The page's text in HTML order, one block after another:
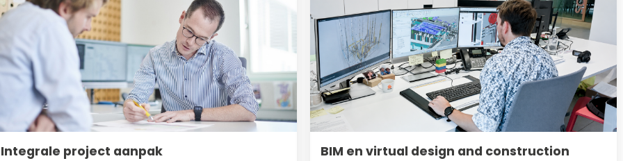
Integrale project aanpak BIM en virtual design and construction